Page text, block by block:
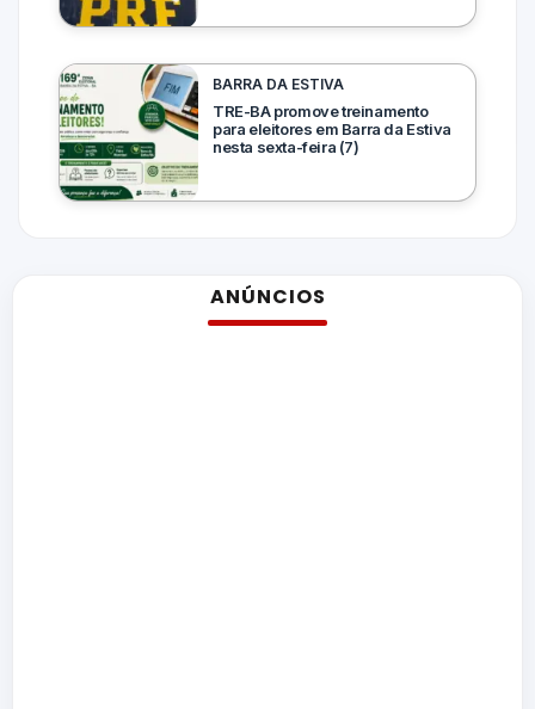
BARRA DA ESTIVA
TRE-BA promove treinamento
para eleitores em Barra da Estiva
nesta sexta-feira (7)
ANÚNCIOS